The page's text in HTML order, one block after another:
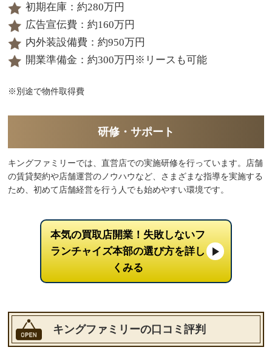
初期在庫：約280万円
広告宣伝費：約160万円
内外装設備費：約950万円
開業準備金：約300万円※リースも可能
※別途で物件取得費
研修・サポート
キングファミリーでは、直営店での実施研修を行っています。店舗
の賃貸契約や店舗運営のノウハウなど、さまざまな指導を実施する
ため、初めて店舗経営を行う人でも始めやすい環境です。
本気の買取店開業！失敗しないフ
ランチャイズ本部の選び方を詳し
くみる
キングファミリーの口コミ評判